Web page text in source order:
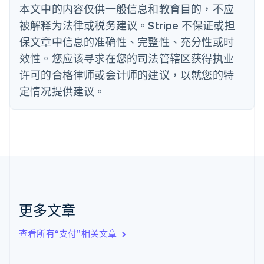
本文中的内容仅供一般信息和教育目的，不应
被解释为法律或税务建议。Stripe 不保证或担
保文章中信息的准确性、完整性、充分性或时
效性。您应该寻求在您的司法管辖区获得执业
许可的合格律师或会计师的建议，以就您的特
定情况提供建议。
更多文章
查看所有“支付”相关文章
丹麦
English
德国
DeutschEnglish
法国
FrançaisEnglish
芬兰
EnglishSvenska
English
English